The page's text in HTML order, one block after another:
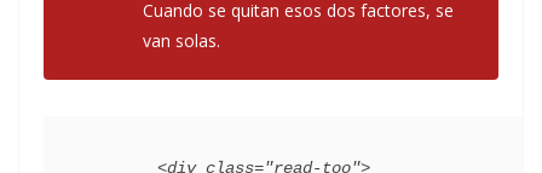
Cuando se quitan esos dos factores, se
van solas.